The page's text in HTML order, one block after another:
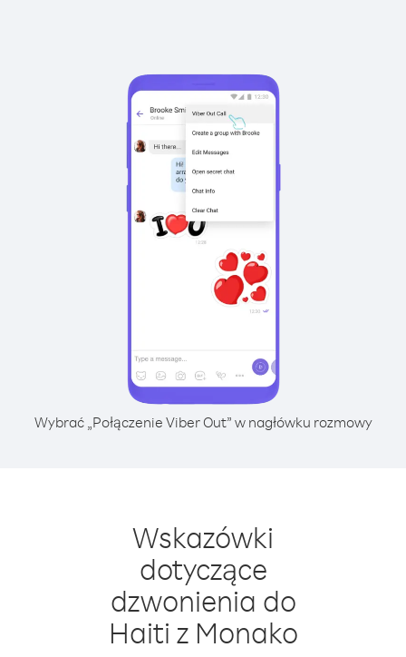
Wybrać „Połączenie Viber Out” w nagłówku rozmowy
Wskazówki
dotyczące
dzwonienia do
Haiti z Monako